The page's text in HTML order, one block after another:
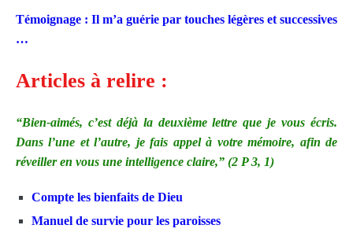
Témoignage : Il m’a guérie par touches légères et successives
…
Articles à relire :
“Bien-aimés, c’est déjà la deuxième lettre que je vous écris.
Dans l’une et l’autre, je fais appel à votre mémoire, afin de
réveiller en vous une intelligence claire,” (2 P 3, 1)
Compte les bienfaits de Dieu
Manuel de survie pour les paroisses